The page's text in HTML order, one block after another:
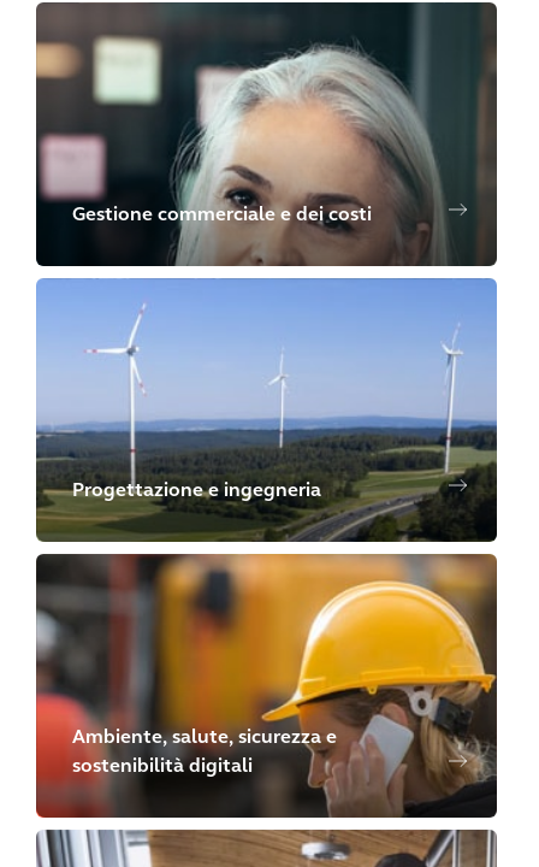
Gestione commerciale e dei costi
Progettazione e ingegneria
Ambiente, salute, sicurezza e
sostenibilità digitali